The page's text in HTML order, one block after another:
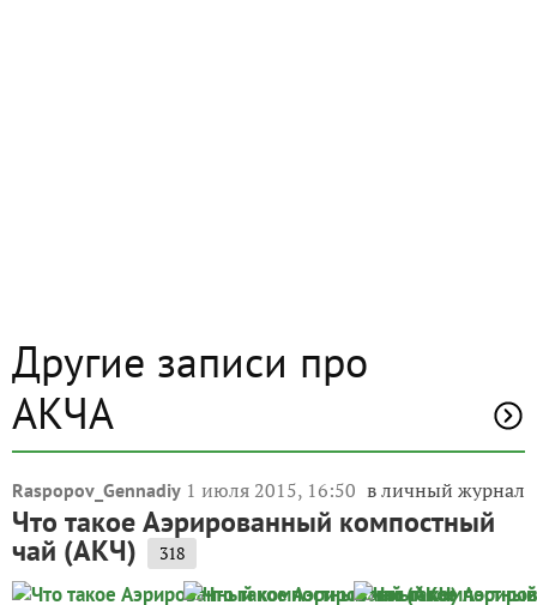
Другие записи про
АКЧА
Raspopov_Gennadiy 1 июля 2015, 16:50 в личный журнал
Что такое Аэрированный компостный
чай (АКЧ) 318